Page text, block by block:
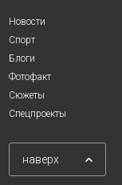
Новости
Спорт
Блоги
Фотофакт
Сюжеты
Спецпроекты
наверх